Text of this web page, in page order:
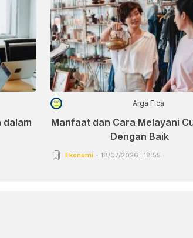
dalam
Arga Fica
Manfaat dan Cara Melayani
Dengan Baik
Ekonomi 18/07/2026 | 18:55